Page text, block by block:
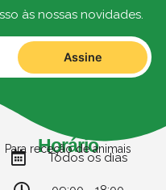
às nossas novidades.
Assine
Horário
Para receção de animais
Todos os dias